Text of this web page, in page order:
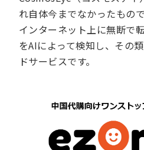
れ自体今までなかったもの
インターネット上に無断で
をAIによって検知し、その
ドサービスです。